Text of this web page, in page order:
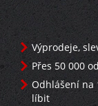
Výprodeje,
Přes 50 000
Odhlášení na
líbit